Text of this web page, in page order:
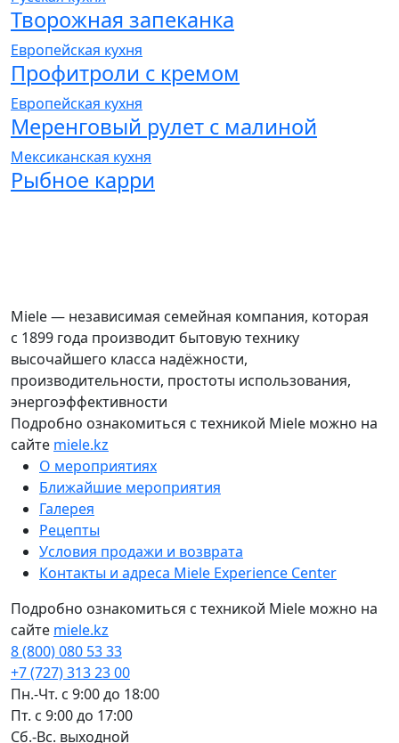
Творожная запеканка
Европейская кухня
Профитроли с кремом
Европейская кухня
Меренговый рулет с малиной
Мексиканская кухня
Рыбное карри
Miele — независимая семейная компания, которая
с 1899 года производит бытовую технику
высочайшего класса надёжности,
производительности, простоты использования,
энергоэффективности
Подробно ознакомиться с техникой Miele можно на
сайте miele.kz
О мероприятиях
Ближайшие мероприятия
Галерея
Рецепты
Условия продажи и возврата
Контакты и адреса Miele Experience Center
Подробно ознакомиться с техникой Miele можно на
сайте miele.kz
8 (800) 080 53 33
+7 (727) 313 23 00
Пн.-Чт. с 9:00 до 18:00
Пт. с 9:00 до 17:00
Сб.-Вс. выходной